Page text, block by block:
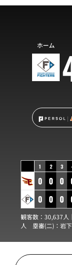
ホーム
1 2 3
0 0 0
0 0 0
観客数：30,637人
人
塁審(二)： 岩